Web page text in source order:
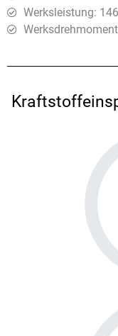
Werksleistung: